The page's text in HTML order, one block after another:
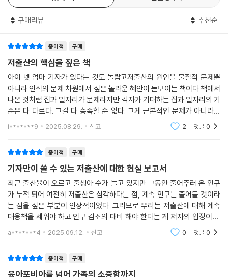
된다.
--- 「3부 이제는 무섭지 않은 육아를 위하여 「육아휴직만으론 부족하다」
중에서
이제 저출산 경고도 자제할 필요가 있다. 이웃 나라인 대만이 우리보다 앞
서 합계출산율 0명대를 기록한 적이 있다. 대만의 출산율은 2010년대 0.9
명대까지 떨어졌는데, 이때 대만 정부가 취한 태도는 온 사회에 저출산 적
색경보를 울리는 게 아니라 대책은 마련하되 ‘출산에 대한 과도한 관심은
끄는 것’이었다고 한다. 코끼리를 생각하지 말라고 경고하는 게 아니라 사
람들의 머릿속에서 코끼리를 최대한 지우려고 한 셈이다. 이후 대만의 출
산율은 소폭 올라 한 명대로 돌아갔다.
중에서
우리는 오랫동안 저출산 문제를 ‘국가의 위기’로 여겨왔다. 맞는 말이다. 출
생아 수가 줄고 고령 인구가 늘어나면 공동체의 지속 가능성 자체가 흔들
릴 수 있다. 그리고 그 배경엔 분명 구조적이고 사회적인 요인이 있다. 하지
만 그 구조와 사회적 요인이 영향을 미치는 건 결국 ‘개인’이다. 아이를 낳
을지 말지 결정하는 것도 결국은 개인이다. 그런 의미에서 이 책은 조금 다
른 관점에서 저출산의 원인에 접근하고자 했다. 단순히 국가나 정책의 시
다보고자 했다.
--- 「에필로그」 중에서
정 부분은 호들갑 떠는 언론의 탓이라는 대목에서 숙연해졌다. 나도 그런
‘호들갑’에 일조했던바, 반론의 여지가 안 보인다”라고 감탄했다. 또한 김
안을 제시하는 저자의 시각이 믿음직스럽다”라며 책이 갖고 있는 진정성
에 공감했다.
책은 총 3부로 구성됐다. 1부 「아이 키우기 ‘무서운’ 나라」에서는 현재 우리
나라 저출산 문제의 심각성을 이야기하고, 인터뷰를 통해 확인한 만연한
육아포비아 현상의 의미를 설명한다. 2부 「육아포비아의 기원」에서는 인
터뷰의 답변들을 바탕으로 우리 사회의 청년들이 갖고 있는 9가지 육아포
비아의 원인을 분석하며, 3부 「이제는 무섭지 않은 육아를 위하여」에서는
저출산 문제 취재 경험과 인터뷰에서 발견한 육아포비아의 원인 검토를 바
문제는 돈이 아니다?
‘능력’의 문제가 아니라 ‘선호’의 문제가 된 출산
“제 주변 지인들만 하더라도 딩크족이 세 명이에요. 열 명 중 세 명이요. 그
중 한 명이 저한테 해준 말 중에 와닿은 게 이거예요. ‘나는 벤츠나 BMW 타
고 싶은데 애 낳으면 소렌토 타야 해.’ 딱 이거거든요.”
저출산이 시대의 화두가 되면서 수많은 전문가와 시민, 언론과 방송인들이
은 인센티브에 반응하는 경제적 동물이 아니었고, 이전 세대와 같으면서도
다른 이유로 부모 되기를 피했다. 집요한 인터뷰로 ‘공포가 공포를 낳는 현
흥미진진한 르포이자 그 자체로 뛰어난 정책보고서다. 책의 예리한 분석대
로, 받는 사람에게는 실질적인 혜택이 되지 않고 받지 못하는 사람에게는
박탈감만 안기는 지원책들은 수술이 시급하다.
- 장강명 (소설가, 『먼저 온 미래』 저자)
구매리뷰 추천순
종이책 구매
저출산의 핵심을 짚은 책
아이 넷 엄마 기자가 있다는 것도 놀랍고저출산의 원인을 물질적 문제뿐
아니라 인식의 문제 차원에서 짚은 놀라운 혜안이 돋보이는 책이다.책에서
나온 것처럼 집과 일자리가 문제라지만 각자가 기대하는 집과 일자리의 기
준은 다 다르다. 그걸 다 충족할 순 없다. 그게 근본적인 문제가 아니라는
이야기다.신선한 시각과 심도있는 분석. 저출산에 대해 알고 싶다며누이
i*******9 2025.08.29. 신고 2 댓글0
종이책 구매
기자만이 쓸 수 있는 저출산에 대한 현실 보고서
최근 출산율이 오르고 출생아 수가 늘고 있지만 그동안 줄어주러 온 인구
가 누적 되어 여전히 저출산은 심각하다는 점, 계속 인구는 줄어들 것이라
는 점을 짚은 부분이 인상적이었다. 그러므로 우리는 저출산에 대해 계속
대응책을 세워야 하고 인구 감소의 대비 해야 한다는 게 저자의 입장이다.
학자들이 그걸 수치와 이론으로 풀었다면의 책은 기자의 특징을 살려 인터
a*******4 2025.09.12. 신고 0 댓글0
종이책 구매
육아포비아를 넘어 가족의 소중함까지